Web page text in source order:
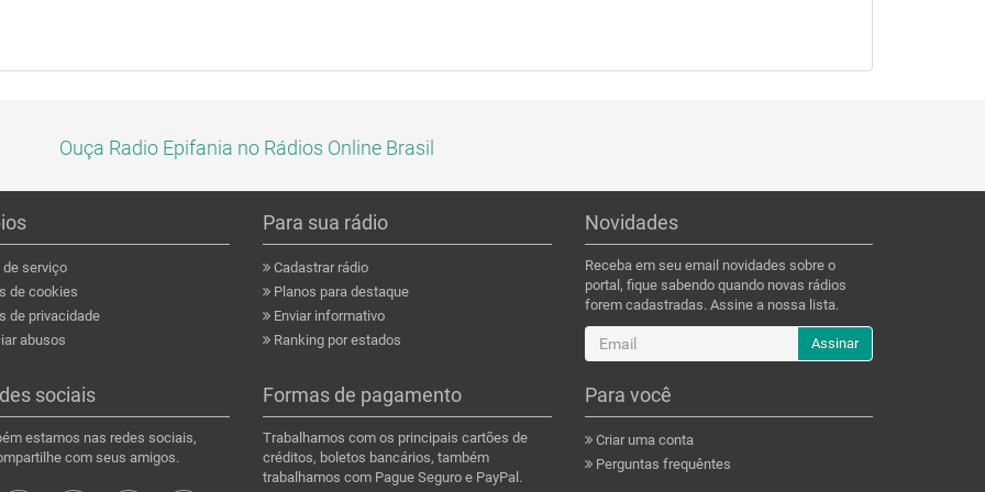
Ouça Radio Epifania no Rádios Online Brasil
serviço
de cookies
de privacidade
abusos
Para sua rádio
Cadastrar rádio
Planos para destaque
Enviar informativo
Ranking por estados
Novidades
Receba em seu email novidades sobre o
portal, fique sabendo quando novas rádios
forem cadastradas. Assine a nossa lista.
Assinar
sociais
estamos nas redes sociais,
com seus amigos.
Formas de pagamento
Trabalhamos com os principais cartões de
créditos, boletos bancários, também
trabalhamos com Pague Seguro e PayPal.
Para você
Criar uma conta
Perguntas frequêntes